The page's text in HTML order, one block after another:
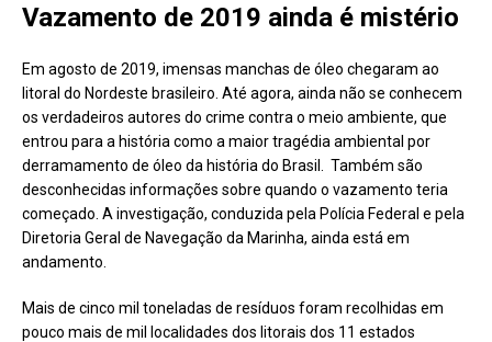
Vazamento de 2019 ainda é mistério
Em agosto de 2019, imensas manchas de óleo chegaram ao
litoral do Nordeste brasileiro. Até agora, ainda não se conhecem
os verdadeiros autores do crime contra o meio ambiente, que
entrou para a história como a maior tragédia ambiental por
derramamento de óleo da história do Brasil. Também são
desconhecidas informações sobre quando o vazamento teria
começado. A investigação, conduzida pela Polícia Federal e pela
Diretoria Geral de Navegação da Marinha, ainda está em
andamento.
Mais de cinco mil toneladas de resíduos foram recolhidas em
pouco mais de mil localidades dos litorais dos 11 estados